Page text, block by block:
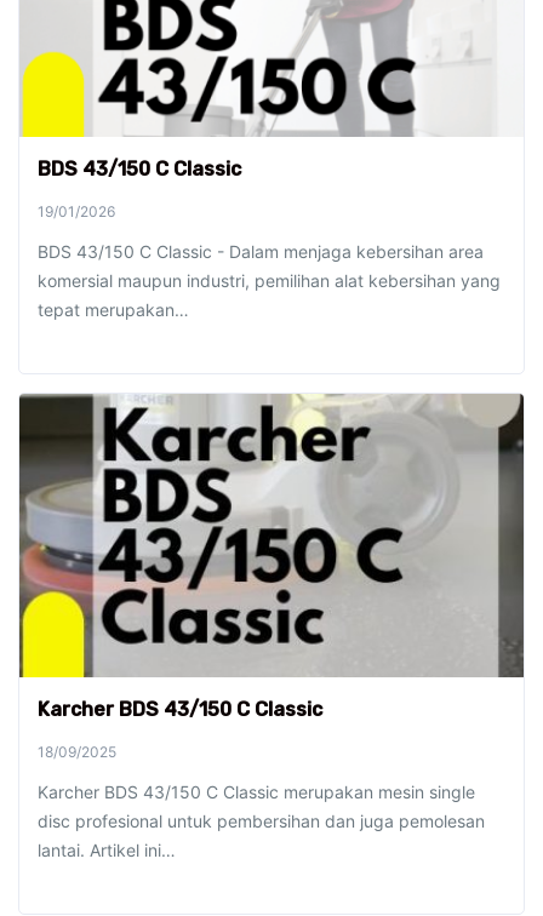
BDS 43/150 C Classic
19/01/2026
BDS 43/150 C Classic - Dalam menjaga kebersihan area
komersial maupun industri, pemilihan alat kebersihan yang
tepat merupakan…
Karcher BDS 43/150 C Classic
18/09/2025
Karcher BDS 43/150 C Classic merupakan mesin single
disc profesional untuk pembersihan dan juga pemolesan
lantai. Artikel ini…